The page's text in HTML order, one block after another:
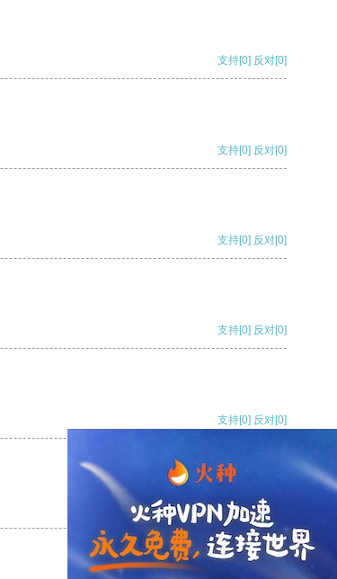
支持[0] 反对[0]
支持[0] 反对[0]
支持[0] 反对[0]
支持[0] 反对[0]
支持[0] 反对[0]
支持[0] 反对